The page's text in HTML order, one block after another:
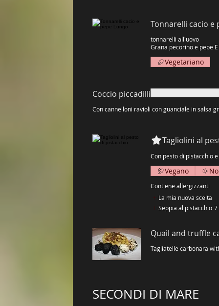
Tonnarelli cacio e
tonnarelli all'uovo
Vegetariano
Coccio piccadilli
Con cannelloni ravioli con guanciale in salsa
Tagliolini al
Con pesto di pistacchio
Vegano
Contiene allergizzanti
La mia nuova scelta
Seppia al pistacchio 7
Quail and truffle
Tagliatelle carbonara
SECONDI DI MARE